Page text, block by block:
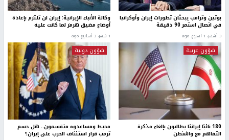
بوتين وترامب يبحثان تطورات إيران وأوكرانيا
في اتصال استمر 90 دقيقة
3 أشهر، 1 اسبوع. ago
وكالة الأنباء الإيرانية: إيران لن تلتزم بإعادة
أوضاع مضيق هرمز لما كانت عليه
1 شهر، 3 أسابيع ago
شؤون عربية
180 نائبًا إيرانيًا يطالبون بإلغاء مذكرة
التفاهم مع واشنطن
شؤون دولية
محبط ومساعدوه منقسمون.. هل حسم
ترمب قرار استئناف الحرب على إيران؟